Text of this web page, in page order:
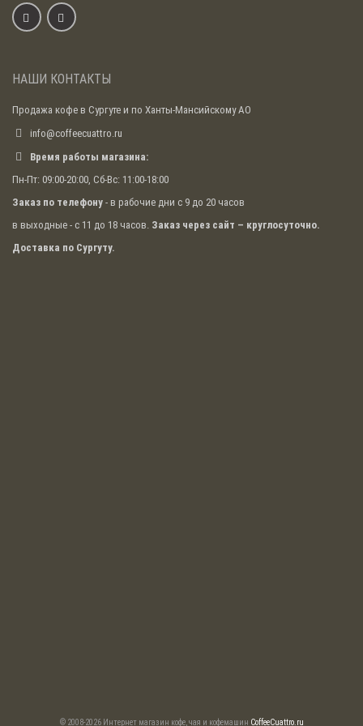
НАШИ КОНТАКТЫ
Продажа кофе в Сургуте и по Ханты-Мансийскому АО
info@coffeecuattro.ru
Время работы магазина:
Пн-Пт: 09:00-20:00, Сб-Вс: 11:00-18:00
Заказ по телефону - в рабочие дни с 9 до 20 часов
в выходные - с 11 до 18 часов. Заказ через сайт – круглосуточно.
Доставка по Сургуту.
© 2008-2026 Интернет магазин кофе, чая и кофемашин CoffeeCuattro.ru